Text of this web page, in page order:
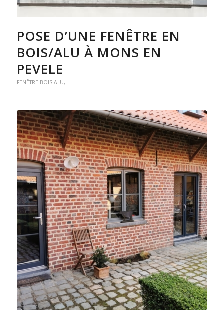
POSE D’UNE FENÊTRE EN
BOIS/ALU À MONS EN
PEVELE
FENÊTRE BOIS ALU,